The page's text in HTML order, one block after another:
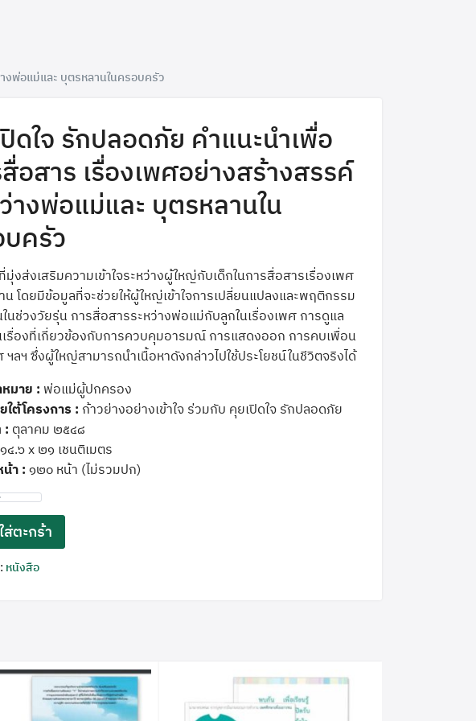
งพ่อแม่และ บุตรหลานในครอบครัว
ดใจ รักปลอดภัย คำแนะนำเพื่อ
อสาร เรื่องเพศอย่างสร้างสรรค์
างพ่อแม่และ บุตรหลานใน
ครัว
มุ่งส่งเสริมความเข้าใจระหว่างผู้ใหญ่กับเด็กในการสื่อสารเรื่องเพศ
น โดยมีข้อมูลที่จะช่วยให้ผู้ใหญ่เข้าใจการเปลี่ยนแปลงและพฤติกรรม
ในช่วงวัยรุ่น การสื่อสารระหว่างพ่อแม่กับลูกในเรื่องเพศ การดูแล
เรื่องที่เกี่ยวข้องกับการควบคุมอารมณ์ การแสดงออก การคบเพื่อน
ฯลฯ ซึ่งผู้ใหญ่สามารถนำเนื้อหาดังกล่าวไปใช้ประโยชน์ในชีวิตจริงได้
มาย : พ่อแม่ผู้ปกครอง
ใต้โครงการ : ก้าวย่างอย่างเข้าใจ ร่วมกับ คุยเปิดใจ รักปลอดภัย
: ตุลาคม ๒๕๔๘
๑๔.๖ x ๒๑ เชนติเมตร
น้า : ๑๒๐ หน้า (ไม่รวมปก)
ส่ตะกร้า
หนังสือ